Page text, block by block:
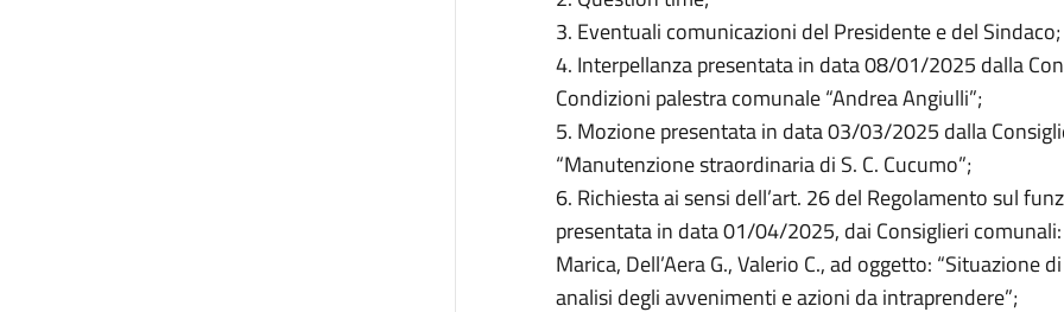
3. Eventuali comunicazioni del Presidente e del Sindaco;
4. Interpellanza presentata in data 08/01/2025 dalla
Condizioni palestra comunale “Andrea Angiulli”;
5. Mozione presentata in data 03/03/2025 dalla
“Manutenzione straordinaria di S. C. Cucumo”;
6. Richiesta ai sensi dell’art. 26 del Regolamento sul
presentata in data 01/04/2025, dai Consiglieri comunali:
Marica, Dell’Aera G., Valerio C., ad oggetto:
analisi degli avvenimenti e azioni da intraprendere”;